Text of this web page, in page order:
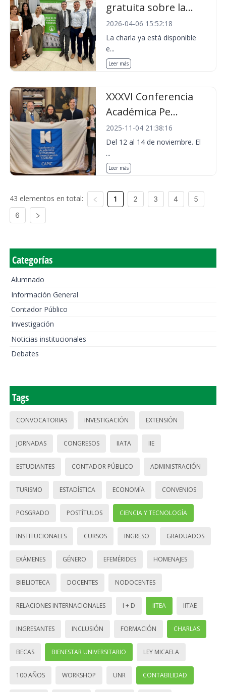
gratuita sobre la...
2026-04-06 15:52:18
La charla ya está disponible
e...
Leer más
XXXVI Conferencia
Académica Pe...
2025-11-04 21:38:16
Del 12 al 14 de noviembre. El
...
Leer más
43 elementos en total: 1 2 3 4
5
6
Categorías
Alumnado
Información General
Contador Público
Investigación
Noticias institucionales
Debates
Tags
CONVOCATORIAS INVESTIGACIÓN EXTENSIÓN
JORNADAS CONGRESOS IIATA IIE
ESTUDIANTES CONTADOR PÚBLICO ADMINISTRACIÓN
TURISMO ESTADÍSTICA ECONOMÍA CONVENIOS
POSGRADO POSTÍTULOS CIENCIA Y TECNOLOGÍA
INSTITUCIONALES CURSOS INGRESO GRADUADOS
EXÁMENES GÉNERO EFEMÉRIDES HOMENAJES
BIBLIOTECA DOCENTES NODOCENTES
RELACIONES INTERNACIONALES I + D IITEA IITAE
INGRESANTES INCLUSIÓN FORMACIÓN CHARLAS
BECAS BIENESTAR UNIVERSITARIO LEY MICAELA
100 AÑOS WORKSHOP UNR CONTABILIDAD